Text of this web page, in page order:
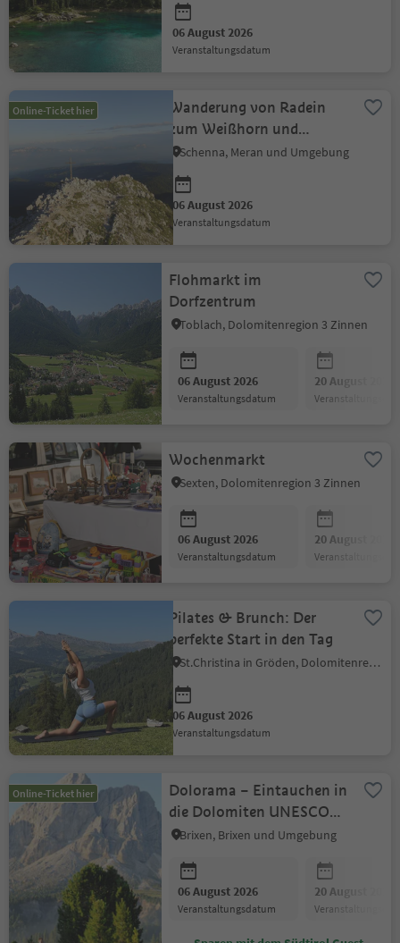
06 August 2026
Veranstaltungsdatum
Online-Ticket hier
Wanderung von Radein
zum Weißhorn und
Jochgrimm
Schenna, Meran und Umgebung
06 August 2026
Veranstaltungsdatum
Flohmarkt im
Dorfzentrum
Toblach, Dolomitenregion 3 Zinnen
06 August 2026
Veranstaltungsdatum
20 August 2026
Wochenmarkt
Sexten, Dolomitenregion 3 Zinnen
06 August 2026
Veranstaltungsdatum
20 August 2026
Pilates & Brunch: Der
perfekte Start in den Tag
St.Christina in Gröden, Dolomitenregion Gröden
06 August 2026
Veranstaltungsdatum
Online-Ticket hier
Dolorama – Eintauchen in
die Dolomiten UNESCO
Weltnaturerbe
Brixen, Brixen und Umgebung
06 August 2026
Veranstaltungsdatum
20 August 2026